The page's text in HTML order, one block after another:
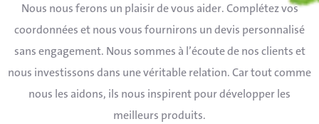
Nous nous ferons un plaisir de vous aider. Complétez vos
coordonnées et nous vous fournirons un devis personnalisé
sans engagement. Nous sommes à l’écoute de nos clients et
nous investissons dans une véritable relation. Car tout comme
nous les aidons, ils nous inspirent pour développer les
meilleurs produits.